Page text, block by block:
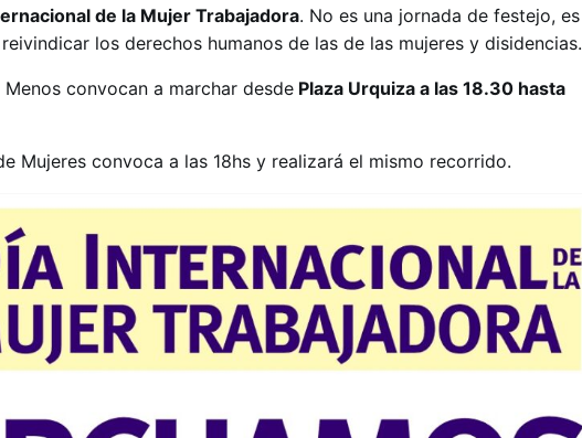
de la Mujer Trabajadora. No es una jornada de festejo, es
los derechos humanos de las de las mujeres y disidencias.
convocan a marchar desde Plaza Urquiza a las 18.30 hasta
Mujeres convoca a las 18hs y realizará el mismo recorrido.